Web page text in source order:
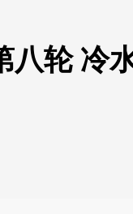
八轮 冷